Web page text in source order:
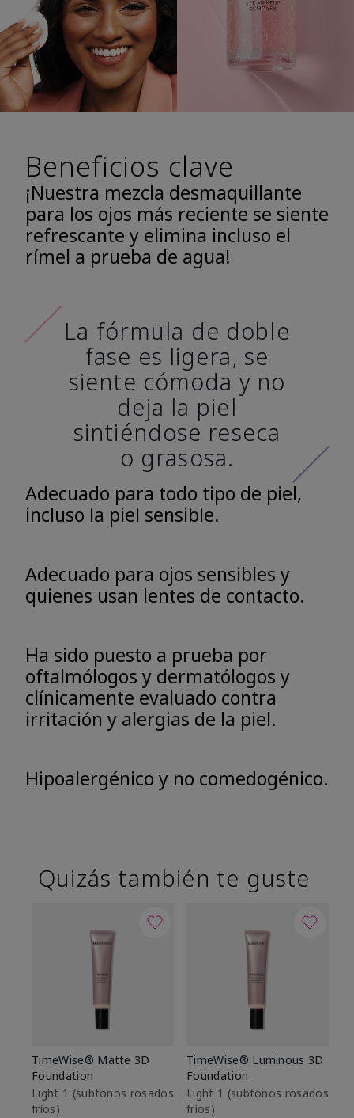
Beneficios clave
¡Nuestra mezcla desmaquillante
para los ojos más reciente se siente
refrescante y elimina incluso el
rímel a prueba de agua!
La fórmula de doble
fase es ligera, se
siente cómoda y no
deja la piel
sintiéndose reseca
o grasosa.
Adecuado para todo tipo de piel,
incluso la piel sensible.
Adecuado para ojos sensibles y
quienes usan lentes de contacto.
Ha sido puesto a prueba por
oftalmólogos y dermatólogos y
clínicamente evaluado contra
irritación y alergias de la piel.
Hipoalergénico y no comedogénico.
Quizás también te guste
TimeWise® Matte 3D
Foundation
Light 1​ (subtonos rosados
fríos)
TimeWise® Luminous 3D
Foundation
Light 1​ (subtonos rosados
fríos)